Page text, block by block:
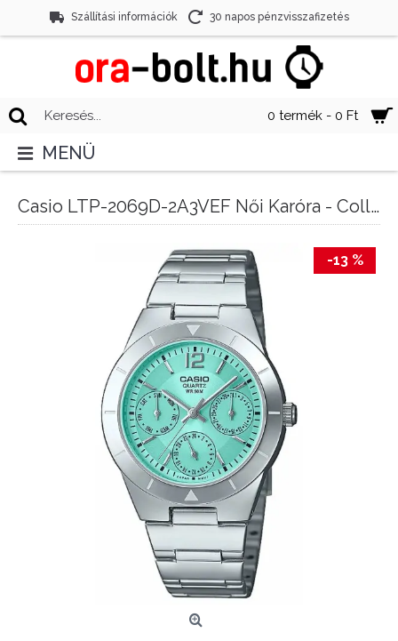
Szállítási információk 30 napos pénzvisszafizetés
0 termék - 0 Ft
MENÜ
Casio LTP-2069D-2A3VEF Női Karóra - Collection
-13 %